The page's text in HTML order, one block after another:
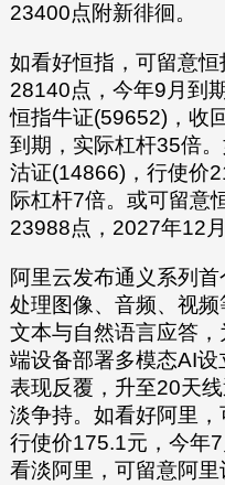
23400点附新徘徊。
如看好恒指，可留意
28140点，今年9月到
恒指牛证(59652)，收
到期，实际杠杆35倍
沽证(14866)，行使价
际杠杆7倍。或可留意
23988点，2027年12
阿里云发布通义系列
处理图像、音频、视
文本与自然语言应答
端设备部署多模态AI
表现反覆，升至20天
淡争持。如看好阿里，
行使价175.1元，今年
看淡阿里，可留意阿